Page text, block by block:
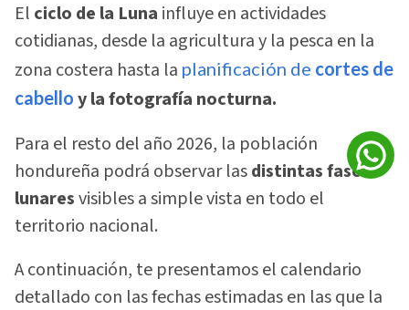
El ciclo de la Luna influye en actividades
cotidianas, desde la agricultura y la pesca en la
zona costera hasta la planificación de cortes de
cabello y la fotografía nocturna.
Para el resto del año 2026, la población
hondureña podrá observar lasdistintas fases
lunaresvisibles a simple vista en todo el
territorio nacional.
A continuación, te presentamos el calendario
detallado con las fechas estimadas en las que la